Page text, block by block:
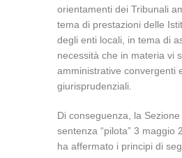
orientamenti dei Tribunali
tema di prestazioni delle
degli enti locali, in tema di
necessità che in materia vi
amministrative convergenti
giurisprudenziali.
Di conseguenza, la
sentenza “pilota” 3 maggio
ha affermato i principi di